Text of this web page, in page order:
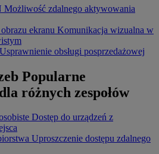
Możliwość zdalnego aktywowania
ekranu Komunikacja wizualna w
Usprawnienie obsługi posprzedażowej
Popularne
różnych zespołów
Dostęp do urządzeń z
Uproszczenie dostępu zdalnego